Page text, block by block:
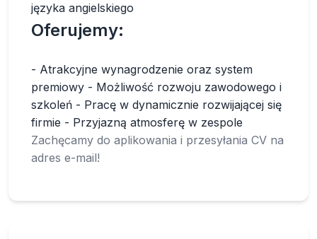
języka angielskiego
Oferujemy:
- Atrakcyjne wynagrodzenie oraz system
premiowy - Możliwość rozwoju zawodowego i
szkoleń - Pracę w dynamicznie rozwijającej się
firmie - Przyjazną atmosferę w zespole
Zachęcamy do aplikowania i przesyłania CV na
adres e-mail!